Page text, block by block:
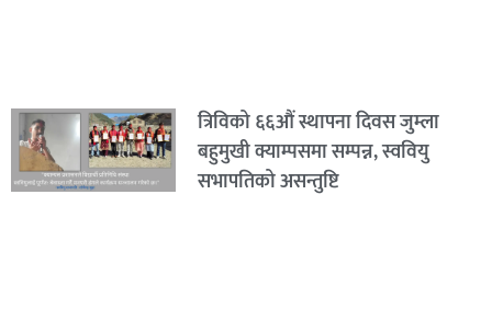
त्रिविको ६६औं स्थापना दिवस जुम्ला
बहुमुखी क्याम्पसमा सम्पन्न, स्ववियु
सभापतिको असन्तुष्टि